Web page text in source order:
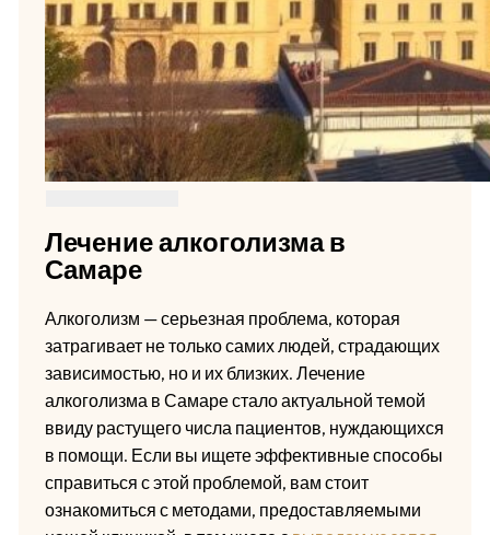
Лечение алкоголизма в
Самаре
Алкоголизм — серьезная проблема, которая
затрагивает не только самих людей, страдающих
зависимостью, но и их близких. Лечение
алкоголизма в Самаре стало актуальной темой
ввиду растущего числа пациентов, нуждающихся
в помощи. Если вы ищете эффективные способы
справиться с этой проблемой, вам стоит
ознакомиться с методами, предоставляемыми